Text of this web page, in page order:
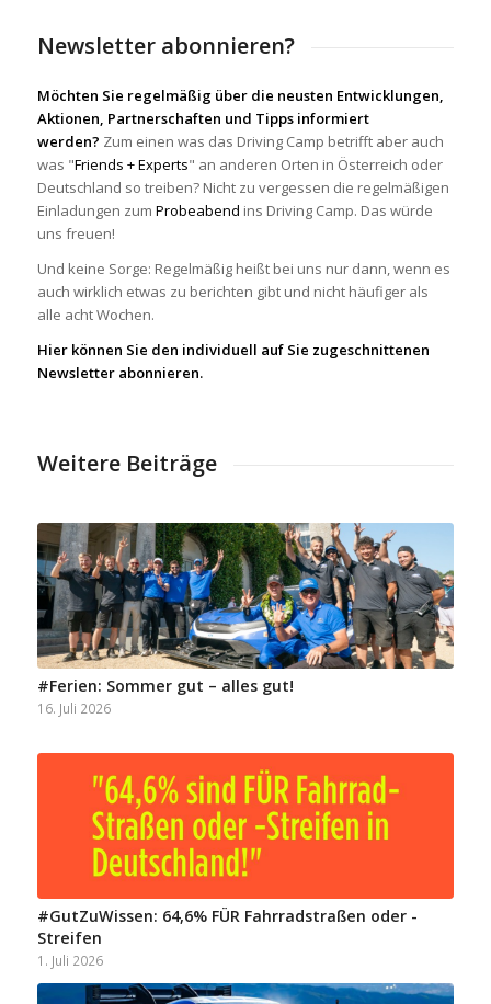
Newsletter abonnieren?
Möchten Sie regelmäßig über die neusten Entwicklungen,
Aktionen, Partnerschaften und Tipps informiert
werden? Zum einen was das Driving Camp betrifft aber auch
was "Friends + Experts" an anderen Orten in Österreich oder
Deutschland so treiben? Nicht zu vergessen die regelmäßigen
Einladungen zum Probeabend ins Driving Camp. Das würde
uns freuen!
Und keine Sorge: Regelmäßig heißt bei uns nur dann, wenn es
auch wirklich etwas zu berichten gibt und nicht häufiger als
alle acht Wochen.
Hier können Sie den individuell auf Sie zugeschnittenen
Newsletter abonnieren.
Weitere Beiträge
#Ferien: Sommer gut – alles gut!
16. Juli 2026
#GutZuWissen: 64,6% FÜR Fahrradstraßen oder -
Streifen
1. Juli 2026